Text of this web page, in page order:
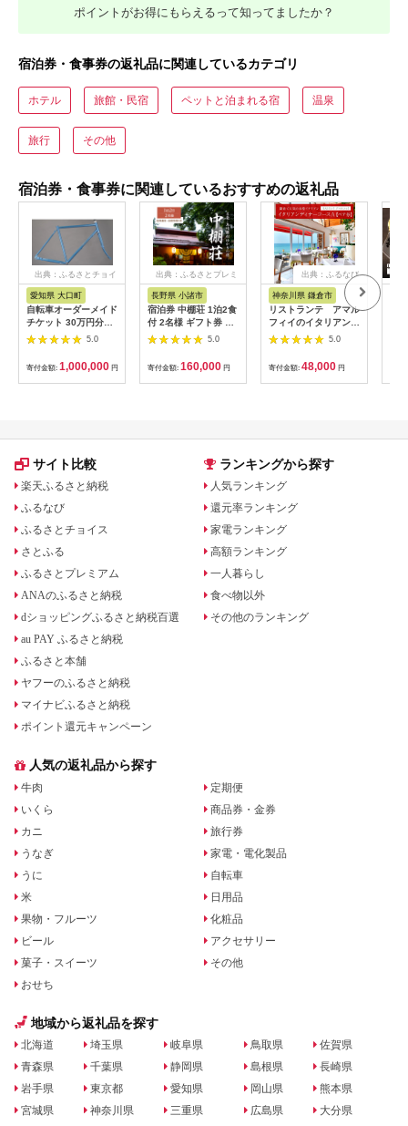
ポイントがお得にもらえるって知ってましたか？
宿泊券・食事券の返礼品に関連しているカテゴリ
ホテル 旅館・民宿 ペットと泊まれる宿 温泉
旅行 その他
宿泊券・食事券に関連しているおすすめの返礼品
出典：ふるさとチョイ
愛知県 大口町
自転車オーダーメイド
チケット 30万円分
【1360365】
5.0
寄付金額: 1,000,000 円
出典：ふるさとプレミ
長野県 小諸市
宿泊券 中棚荘 1泊2食
付 2名様 ギフト券 チ
ケット 券 宿泊 旅行
5.0
寄付金額: 160,000 円
出典：ふるなび
神奈川県 鎌倉市
リストランテ アマル
フィイのイタリアンデ
ィナーコースA ペア
5.0
寄付金額: 48,000 円
サイト比較
楽天ふるさと納税
ふるなび
ふるさとチョイス
さとふる
ふるさとプレミアム
ANAのふるさと納税
dショッピングふるさと納税百選
au PAY ふるさと納税
ふるさと本舗
ヤフーのふるさと納税
マイナビふるさと納税
ポイント還元キャンペーン
ランキングから探す
人気ランキング
還元率ランキング
家電ランキング
高額ランキング
一人暮らし
食べ物以外
その他のランキング
人気の返礼品から探す
牛肉
いくら
カニ
うなぎ
うに
米
果物・フルーツ
ビール
菓子・スイーツ
おせち
定期便
商品券・金券
旅行券
家電・電化製品
自転車
日用品
化粧品
アクセサリー
その他
地域から返礼品を探す
北海道
青森県
岩手県
宮城県
埼玉県
千葉県
東京都
神奈川県
岐阜県
静岡県
愛知県
三重県
鳥取県
島根県
岡山県
広島県
佐賀県
長崎県
熊本県
大分県